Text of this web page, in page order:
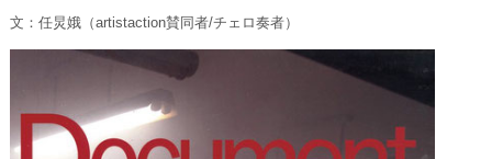
文：任炅娥（artistaction賛同者/チェロ奏者）